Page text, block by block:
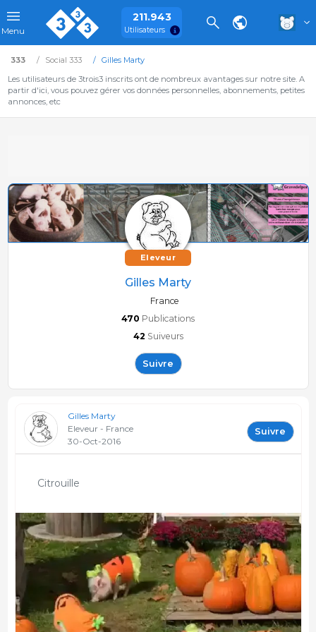
Menu
211.943
Utilisateurs
333 Social 333
Gilles Marty
Les utilisateurs de 3trois3 inscrits ont de nombreux avantages sur notre site. A
partir d'ici, vous pouvez gérer vos données personnelles, abonnements, petites
annonces, etc
Eleveur
Gilles Marty
France
470 Publications
42 Suiveurs
Suivre
Gilles Marty
Eleveur - France
30-Oct-2016
Suivre
Citrouille